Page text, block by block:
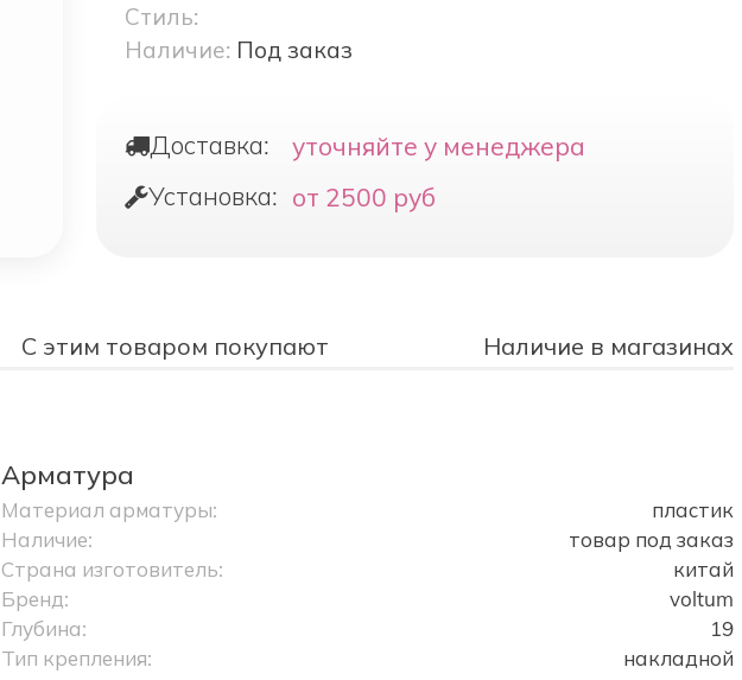
Стиль:
Наличие: Под заказ
Доставка:
уточняйте у менеджера
Установка: от 2500 руб
С этим товаром покупают Наличие в магазинах
Арматура
Материал арматуры:
пластик
Наличие:
товар под заказ
Страна изготовитель:
китай
Бренд:
voltum
Глубина:
19
Тип крепления:
накладной